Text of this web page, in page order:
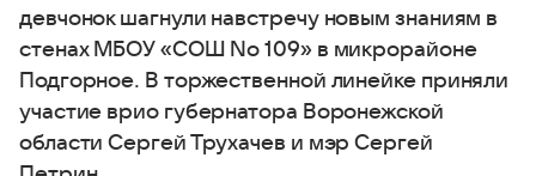
девчонок шагнули навстречу новым знаниям в
стенах МБОУ «СОШ No 109» в микрорайоне
Подгорное. В торжественной линейке приняли
участие врио губернатора Воронежской
области Сергей Трухачев и мэр Сергей